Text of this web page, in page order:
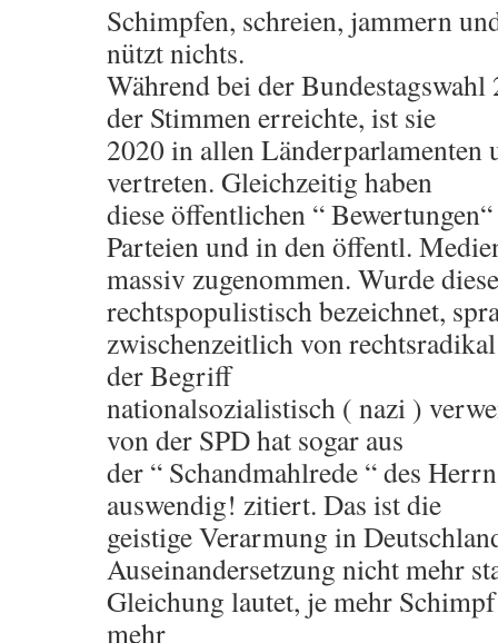
Schimpfen, schreien, jammern
nützt nichts.
Während bei der
der Stimmen erreichte, ist sie
2020 in allen Länderparlamenten
vertreten. Gleichzeitig haben
diese öffentlichen “
Parteien und in den öffentl.
massiv zugenommen. Wurde
rechtspopulistisch bezeichnet,
zwischenzeitlich von
der Begriff
nationalsozialistisch ( nazi )
von der SPD hat sogar aus
der “ Schandmahlrede “ des
auswendig! zitiert. Das ist die
geistige Verarmung in
Auseinandersetzung nicht mehr
Gleichung lautet, je mehr
mehr